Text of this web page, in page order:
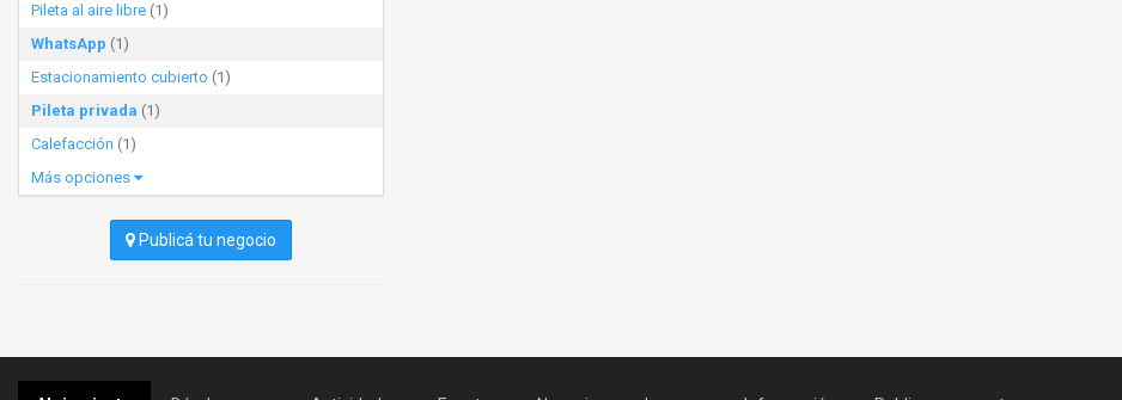
Pileta al aire libre (1)
WhatsApp (1)
Estacionamiento cubierto (1)
Pileta privada (1)
Calefacción (1)
Más opciones
Publicá tu negocio